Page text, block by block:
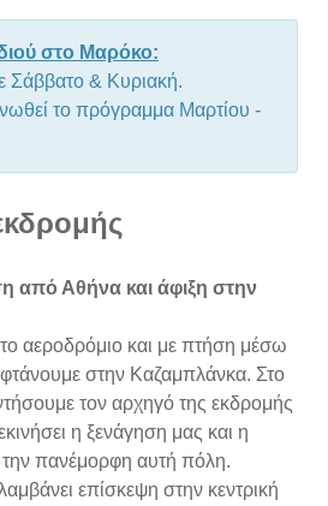
στο Μαρόκο:
Σάββατο & Κυριακή.
το πρόγραμμα Μαρτίου -
από Αθήνα και άφιξη στην
αεροδρόμιο και με πτήση μέσω
στην Καζαμπλάνκα. Στο
τον αρχηγό της εκδρομής
η ξενάγηση μας και η
πανέμορφη αυτή πόλη.
επίσκεψη στην κεντρική